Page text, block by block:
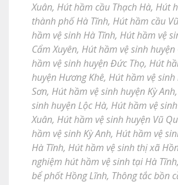
Xuân, Hút hầm cầu Thạch Hà, Hút
thành phố Hà Tĩnh, Hút hầm cầu
hầm vệ sinh Hà Tĩnh, Hút hầm vệ
Cẩm Xuyên, Hút hầm vệ sinh huyện
hầm vệ sinh huyện Đức Thọ, Hút
huyện Hương Khê, Hút hầm vệ
Sơn, Hút hầm vệ sinh huyện Kỳ Anh,
sinh huyện Lộc Hà, Hút hầm vệ
Xuân, Hút hầm vệ sinh huyện Vũ
hầm vệ sinh Kỳ Anh, Hút hầm vệ
Hà Tĩnh, Hút hầm vệ sinh thị xã
nghiệm hút hầm vệ sinh tại Hà Tĩnh,
bể phốt Hồng Lĩnh, Thông tắc bồn